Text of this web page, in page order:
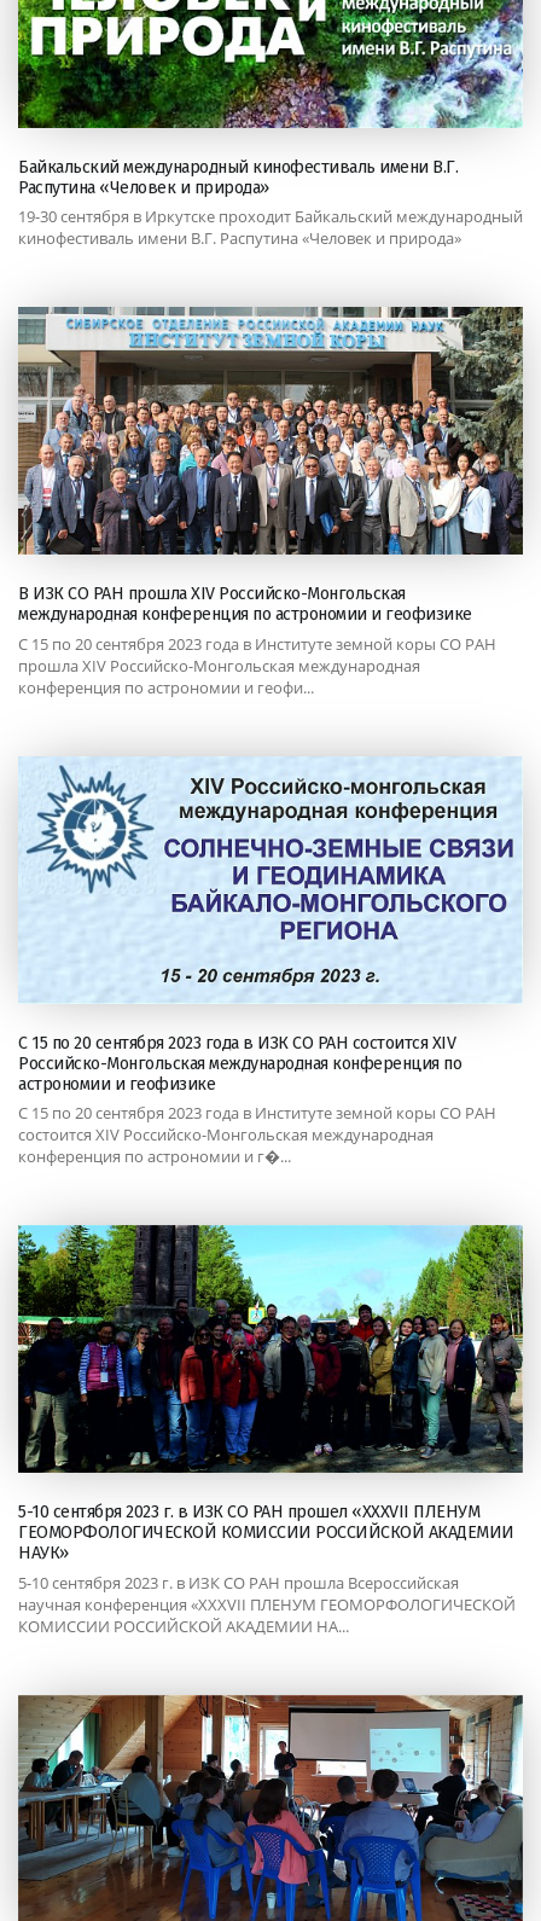
Байкальский международный кинофестиваль имени В.Г.
Распутина «Человек и природа»
19-30 сентября в Иркутске проходит Байкальский международный
кинофестиваль имени В.Г. Распутина «Человек и природа»
В ИЗК СО РАН прошла XIV Российско-Монгольская
международная конференция по астрономии и геофизике
С 15 по 20 сентября 2023 года в Институте земной коры СО РАН
прошла XIV Российско-Монгольская международная
конференция по астрономии и геофи...
С 15 по 20 сентября 2023 года в ИЗК СО РАН состоится XIV
Российско-Монгольская международная конференция по
астрономии и геофизике
С 15 по 20 сентября 2023 года в Институте земной коры СО РАН
состоится XIV Российско-Монгольская международная
конференция по астрономии и г�...
5-10 сентября 2023 г. в ИЗК СО РАН прошел «XXXVII ПЛЕНУМ
ГЕОМОРФОЛОГИЧЕСКОЙ КОМИССИИ РОССИЙСКОЙ АКАДЕМИИ
НАУК»
5-10 сентября 2023 г. в ИЗК СО РАН прошла Всероссийская
научная конференция «XXXVII ПЛЕНУМ ГЕОМОРФОЛОГИЧЕСКОЙ
КОМИССИИ РОССИЙСКОЙ АКАДЕМИИ НА...